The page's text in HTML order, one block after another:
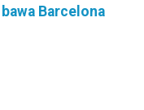
Barcelona